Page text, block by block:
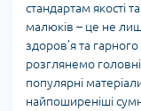
стандартам якості
малюків – це не
здоров’я та
розглянемо
популярні
найпоширеніші